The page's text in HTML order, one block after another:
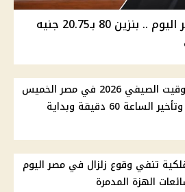
أسعار الوقود في مصر اليوم .. بنزين 80 بـ20.75 جنيه
انتهاء التوقيت الصيفي 2026 في مصر الخميس
29 أكتوبر وتأخير الساعة 60 دقيقة وبداية
تنفي وقوع زلزال في مصر اليوم
الهزة المدمرة